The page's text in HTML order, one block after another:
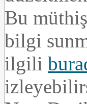
Bu
bilgi
ilgili